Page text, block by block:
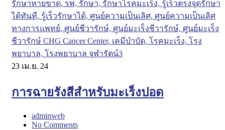
23 เม.ย. 24
การฉายรังสีสำหรับมะเร็งปอด
adminweb
No Comments